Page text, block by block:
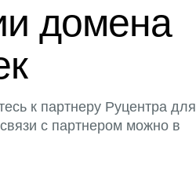
домена
к партнеру Руцентра для
с партнером можно в